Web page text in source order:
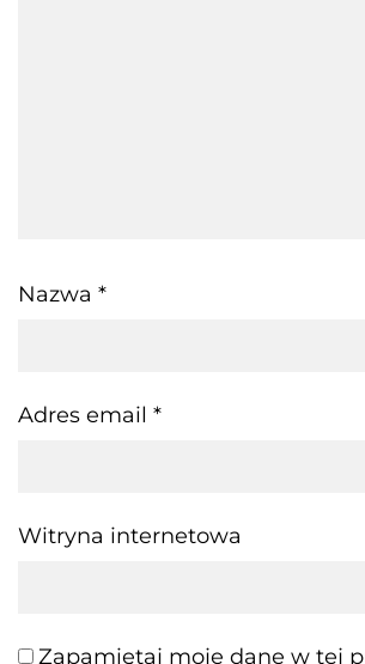
Nazwa *
Adres email *
Witryna internetowa
Zapamiętaj moje dane w tej